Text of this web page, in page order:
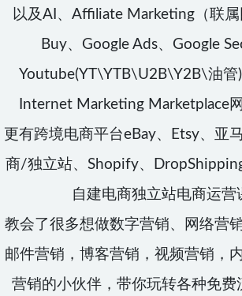
以及AI、Affiliate Marketing（联
Buy、Google Ads、Google
Youtube(YT\YTB\U2B\Y2B\油管
Internet Marketing Marketplace
更有跨境电商平台eBay、Etsy、亚
商/独立站、Shopify、
自建电商独立站电商运营
教会了很多想做数字营销、网络营
邮件营销，博客营销，视频营销，
营销的小伙伴，带你玩转各种免费